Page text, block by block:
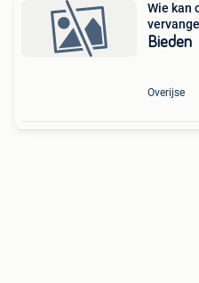
Wie kan
Bieden
Overijse